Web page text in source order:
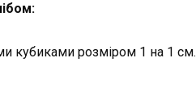
кубиками розміром 1 на 1 см.